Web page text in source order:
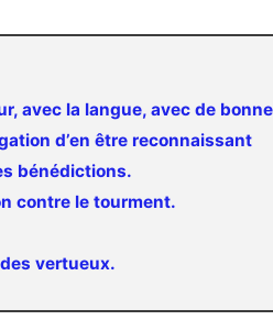
avec la langue, avec de
d’en être reconnaissant
bénédictions.
contre le tourment.
vertueux.